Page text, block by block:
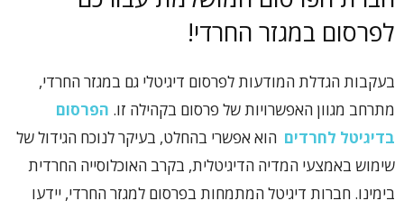
לפרסום במגזר החרדי!
בעקבות הגדלת המודעות לפרסום דיגיטלי גם במגזר החרדי,
מתרחב מגוון האפשרויות של פרסום בקהילה זו. הפרסום
בדיגיטל לחרדים הוא אפשרי בהחלט, בעיקר לנוכח הגידול של
שימוש באמצעי המדיה הדיגיטלית, בקרב האוכלוסייה החרדית
בימינו. חברות דיגיטל המתמחות בפרסום למגזר החרדי, יידעו